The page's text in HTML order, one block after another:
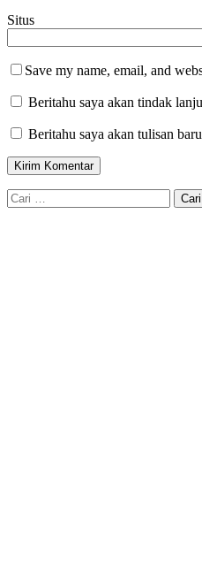
Situs
Save my name, email, and
Beritahu saya akan tindak
Beritahu saya akan tulisan
Cari
untuk: